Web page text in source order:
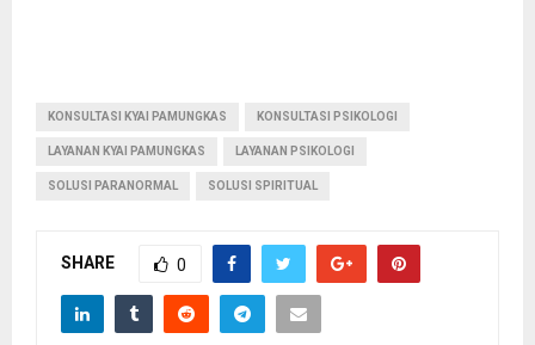
KONSULTASI KYAI PAMUNGKAS KONSULTASI PSIKOLOGI
LAYANAN KYAI PAMUNGKAS LAYANAN PSIKOLOGI
SOLUSI PARANORMAL SOLUSI SPIRITUAL
SHARE 0